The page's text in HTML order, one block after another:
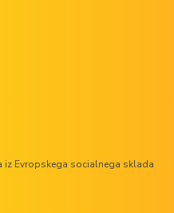
Evropskega socialnega sklada